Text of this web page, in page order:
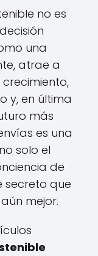
no es
una
atrae a
y, en última
más
es una
solo el
de
secreto que
mejor.